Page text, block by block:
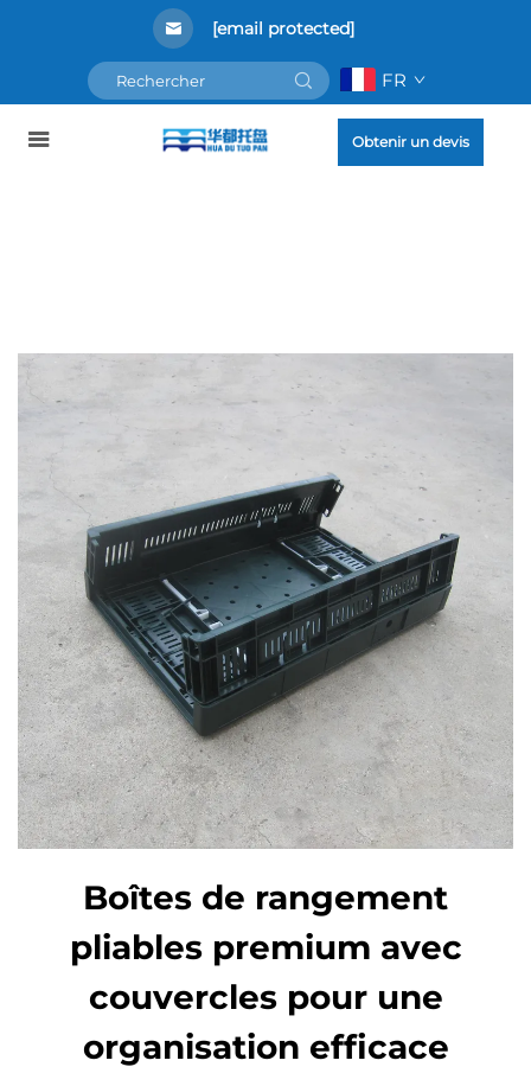
[email protected]
FR
Obtenir un devis
Boîtes de rangement
pliables premium avec
couvercles pour une
organisation efficace